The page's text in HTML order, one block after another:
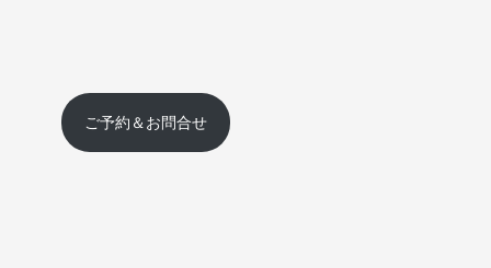
ご予約＆お問合せ